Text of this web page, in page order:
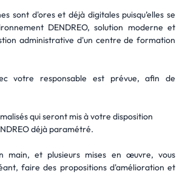
sont d'ores et déjà digitales puisqu’elles se
DENDREO, solution moderne et
administrative d'un centre de formation
votre responsable est prévue, afin de
qui seront mis à votre disposition
déjà paramétré.
main, et plusieurs mises en œuvre, vous
faire des propositions d'amélioration et